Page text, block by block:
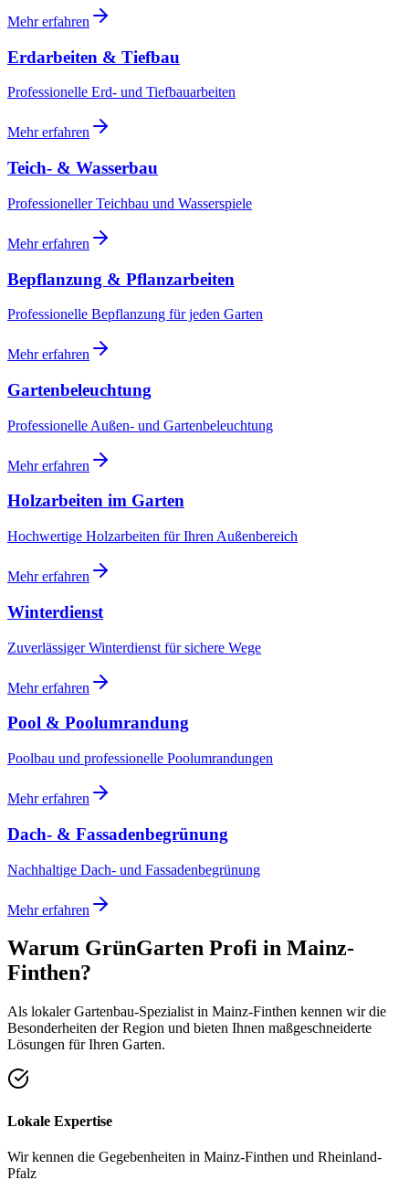
Mehr erfahren
Erdarbeiten & Tiefbau
Professionelle Erd- und Tiefbauarbeiten
Mehr erfahren
Teich- & Wasserbau
Professioneller Teichbau und Wasserspiele
Mehr erfahren
Bepflanzung & Pflanzarbeiten
Professionelle Bepflanzung für jeden Garten
Mehr erfahren
Gartenbeleuchtung
Professionelle Außen- und Gartenbeleuchtung
Mehr erfahren
Holzarbeiten im Garten
Hochwertige Holzarbeiten für Ihren Außenbereich
Mehr erfahren
Winterdienst
Zuverlässiger Winterdienst für sichere Wege
Mehr erfahren
Pool & Poolumrandung
Poolbau und professionelle Poolumrandungen
Mehr erfahren
Dach- & Fassadenbegrünung
Nachhaltige Dach- und Fassadenbegrünung
Mehr erfahren
Warum GrünGarten Profi in Mainz-
Finthen?
Als lokaler Gartenbau-Spezialist in Mainz-Finthen kennen wir die
Besonderheiten der Region und bieten Ihnen maßgeschneiderte
Lösungen für Ihren Garten.
Lokale Expertise
Wir kennen die Gegebenheiten in Mainz-Finthen und Rheinland-
Pfalz